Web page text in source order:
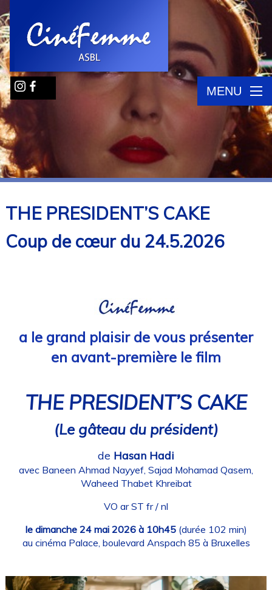
MENU
THE PRESIDENT’S CAKE
Coup de cœur du 24.5.2026
a le grand plaisir de vous présenter
en avant-première le film
THE PRESIDENT’S CAKE
(Le gâteau du président)
de Hasan Hadi
avec Baneen Ahmad Nayyef, Sajad Mohamad Qasem,
Waheed Thabet Khreibat
VO ar ST fr / nl
le dimanche 24 mai 2026 à 10h45(durée 102 min)
au cinéma Palace, boulevard Anspach 85 à Bruxelles